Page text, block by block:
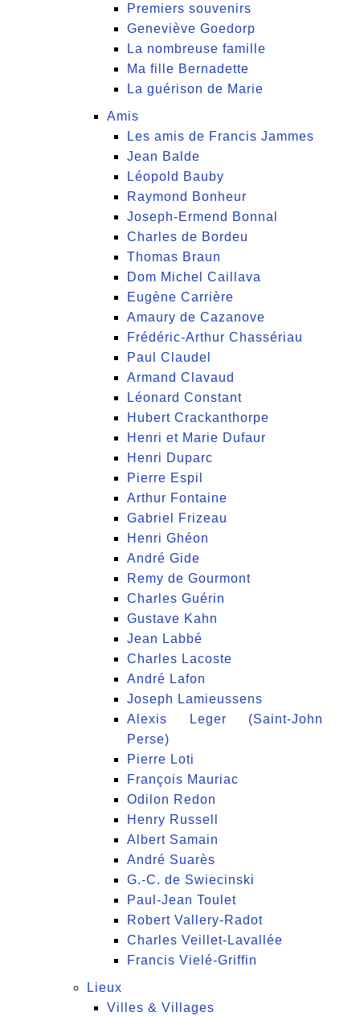
Premiers souvenirs
Geneviève Goedorp
La nombreuse famille
Ma fille Bernadette
La guérison de Marie
Amis
Les amis de Francis Jammes
Jean Balde
Léopold Bauby
Raymond Bonheur
Joseph-Ermend Bonnal
Charles de Bordeu
Thomas Braun
Dom Michel Caillava
Eugène Carrière
Amaury de Cazanove
Frédéric-Arthur Chassériau
Paul Claudel
Armand Clavaud
Léonard Constant
Hubert Crackanthorpe
Henri et Marie Dufaur
Henri Duparc
Pierre Espil
Arthur Fontaine
Gabriel Frizeau
Henri Ghéon
André Gide
Remy de Gourmont
Charles Guérin
Gustave Kahn
Jean Labbé
Charles Lacoste
André Lafon
Joseph Lamieussens
Alexis Leger (Saint-John
Perse)
Pierre Loti
François Mauriac
Odilon Redon
Henry Russell
Albert Samain
André Suarès
G.-C. de Swiecinski
Paul-Jean Toulet
Robert Vallery-Radot
Charles Veillet-Lavallée
Francis Vielé-Griffin
Lieux
Villes & Villages